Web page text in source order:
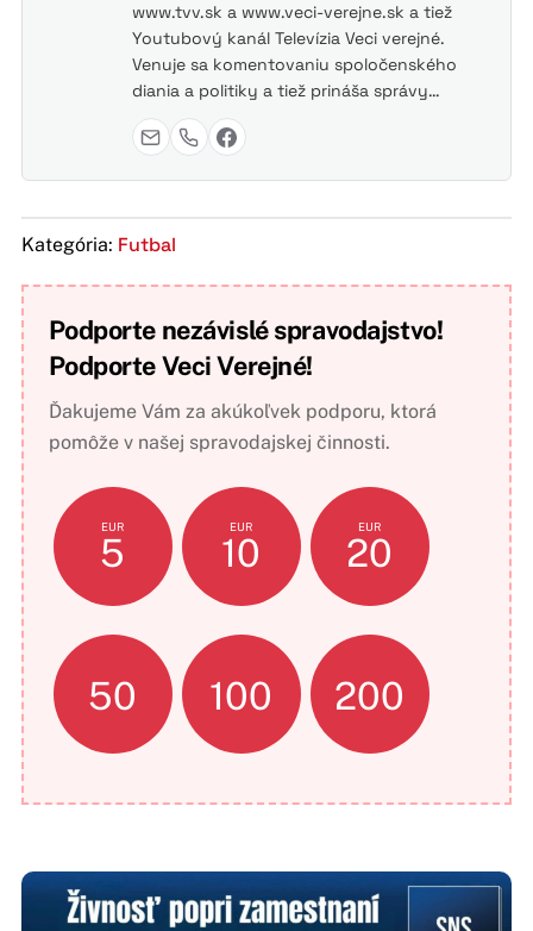
www.tvv.sk a www.veci-verejne.sk a tiež
Youtubový kanál Televízia Veci verejné.
Venuje sa komentovaniu spoločenského
diania a politiky a tiež prináša správy…
Kategória: Futbal
Podporte nezávislé spravodajstvo!
Podporte Veci Verejné!
Ďakujeme Vám za akúkoľvek podporu, ktorá
pomôže v našej spravodajskej činnosti.
EUR
5
EUR
10
EUR
20
50 100 200